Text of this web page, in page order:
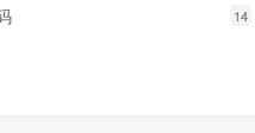
14